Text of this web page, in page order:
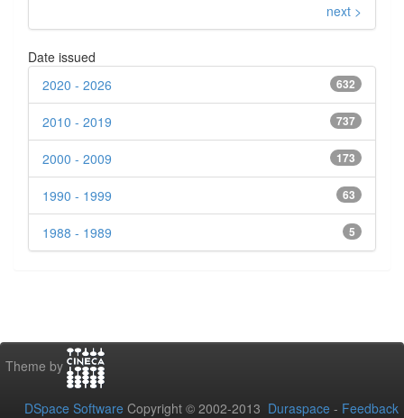
next >
Date issued
632
2020 - 2026
737
2010 - 2019
173
2000 - 2009
63
1990 - 1999
5
1988 - 1989
Theme by
DSpace Software Copyright © 2002-2013 Duraspace - Feedback